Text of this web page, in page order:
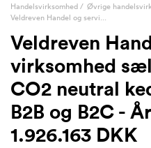
Handelsvirksomhed/ Øvrige
Veldreven Handel og servi...
Veldreven
virksomhed
CO2 neutral
B2B og B2C -
1.926.163 DKK